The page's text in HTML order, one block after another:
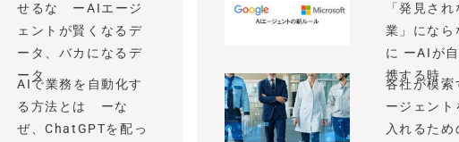
せるな ーAIエージ
ェントが賢くなるデ
ータ、バカになるデ
ータ
AIで業務を自動化す
る方法とは ーな
ぜ、ChatGPTを配っ
「発見さ
業」になら
に ーAIが
携する時...
各社が模索
ージェント
入れるため